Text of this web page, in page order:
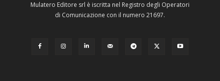
Mulatero Editore srl è iscritta nel Registro degli Operatori
di Comunicazione con il numero 21697.